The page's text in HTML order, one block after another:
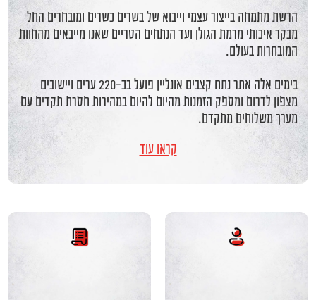
הרשת מתמחה בייצור עצמי וייבוא של בשרים כשרים ומובחרים החל
מבקר איכותי מרמת הגולן ועד הנתחים הטריים שאנו מייבאים מהחוות
המובחרות בעולם.
בימים אלה אתר נתח קצבים אונליין פועל בכ-220 ערים ויישובים
מצפון לדרום ומספק הזמנות מהיום להיום במהירות חסרת תקדים עם
מערך משלוחים מתקדם.
קראו עוד